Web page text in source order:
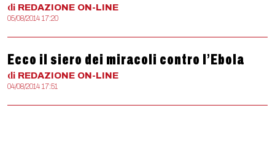
di REDAZIONE ON-LINE
05/08/2014 17:20
Ecco il siero dei miracoli contro l’Ebola
di REDAZIONE ON-LINE
04/08/2014 17:51